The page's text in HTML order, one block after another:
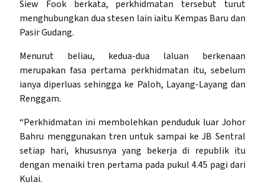
Siew Fook berkata, perkhidmatan tersebut turut
menghubungkan dua stesen lain iaitu Kempas Baru dan
Pasir Gudang.
Menurut beliau, kedua-dua laluan berkenaan
merupakan fasa pertama perkhidmatan itu, sebelum
ianya diperluas sehingga ke Paloh, Layang-Layang dan
Renggam.
“Perkhidmatan ini membolehkan penduduk luar Johor
Bahru menggunakan tren untuk sampai ke JB Sentral
setiap hari, khususnya yang bekerja di republik itu
dengan menaiki tren pertama pada pukul 4.45 pagi dari
Kulai.